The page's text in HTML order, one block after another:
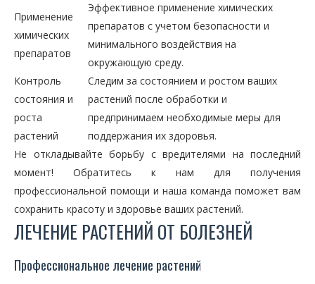
Применение
химических
препаратов
Эффективное применение химических
препаратов с учетом безопасности и
минимального воздействия на
окружающую среду.
Контроль
состояния и
роста
растений
Следим за состоянием и ростом ваших
растений после обработки и
предпринимаем необходимые меры для
поддержания их здоровья.
Не откладывайте борьбу с вредителями на последний
момент! Обратитесь к нам для получения
профессиональной помощи и наша команда поможет вам
сохранить красоту и здоровье ваших растений.
ЛЕЧЕНИЕ РАСТЕНИЙ ОТ БОЛЕЗНЕЙ
Профессиональное лечение растений